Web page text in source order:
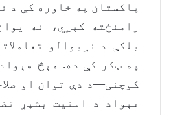
پاکستان په خاوره کې د
رامنځته کېږي، نه
بلکې د نړیوالو
په ټکر کې ده. هېڅ
کوچنی—د دې توان او
هېواد د امنیت بشپړ